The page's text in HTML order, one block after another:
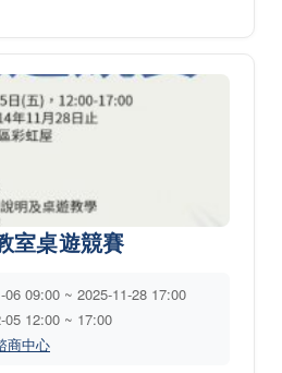
室桌遊競賽
06 09:00 ~ 2025-11-28 17:00
05 12:00 ~ 17:00
商中心